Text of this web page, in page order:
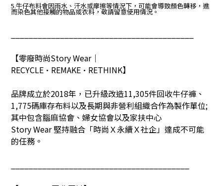
5.牛仔布料會因雨水、汗水或摩擦等情況下，可能會導致顏色轉移，進
而染色其他接觸的物品或衣料，敬請留意使用情況。
【零廢時尚Story Wear｜
RECYCLE•REMAKE•RETHINK】
品牌成立於2018年，已升級改造11,305件回收牛仔褲、
1,775碼庫存布料以及長期與非營利組織合作為製作單位;
其中包含腦麻協會、婦女協會以及家扶中心
Story Wear堅持融合「時尚Ｘ永續Ｘ社企」達成不可能
的任務。